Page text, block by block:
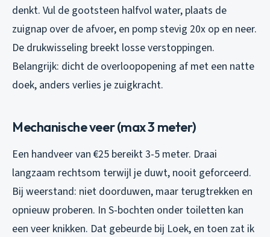
denkt. Vul de gootsteen halfvol water, plaats de
zuignap over de afvoer, en pomp stevig 20x op en neer.
De drukwisseling breekt losse verstoppingen.
Belangrijk: dicht de overloopopening af met een natte
doek, anders verlies je zuigkracht.
Mechanische veer (max 3 meter)
Een handveer van €25 bereikt 3-5 meter. Draai
langzaam rechtsom terwijl je duwt, nooit geforceerd.
Bij weerstand: niet doorduwen, maar terugtrekken en
opnieuw proberen. In S-bochten onder toiletten kan
een veer knikken. Dat gebeurde bij Loek, en toen zat ik